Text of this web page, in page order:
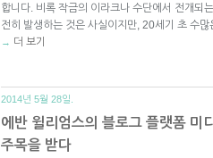
합니다. 비록 작금의 이라크나 수단에서 전개되
전히 발생하는 것은 사실이지만, 20세기 초 수
→ 더 보기
2014년 5월 28일.
에반 윌리엄스의 블로그 플랫폼 미
주목을 받다